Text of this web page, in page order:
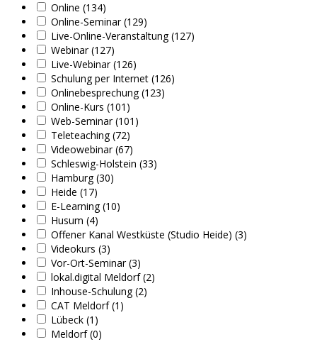
Online (134)
Online-Seminar (129)
Live-Online-Veranstaltung (127)
Webinar (127)
Live-Webinar (126)
Schulung per Internet (126)
Onlinebesprechung (123)
Online-Kurs (101)
Web-Seminar (101)
Teleteaching (72)
Videowebinar (67)
Schleswig-Holstein (33)
Hamburg (30)
Heide (17)
E-Learning (10)
Husum (4)
Offener Kanal Westküste (Studio Heide) (3)
Videokurs (3)
Vor-Ort-Seminar (3)
lokal.digital Meldorf (2)
Inhouse-Schulung (2)
CAT Meldorf (1)
Lübeck (1)
Meldorf (0)